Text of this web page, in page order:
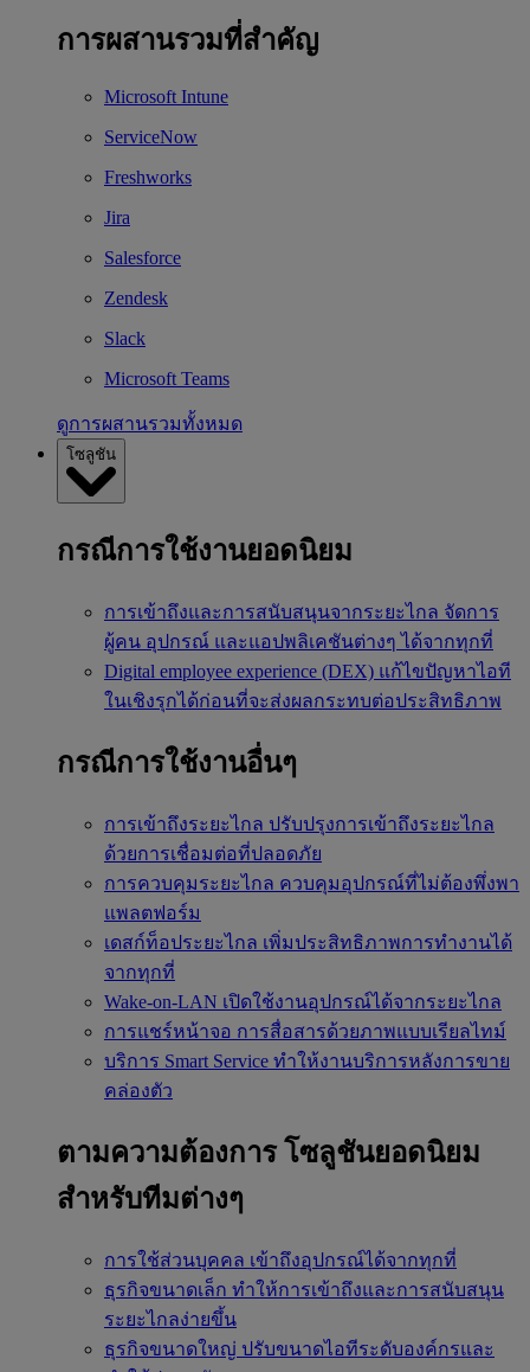
การผสานรวมที่สำคัญ
Microsoft Intune
ServiceNow
Freshworks
Jira
Salesforce
Zendesk
Slack
Microsoft Teams
ดูการผสานรวมทั้งหมด
โซลูชัน
กรณีการใช้งานยอดนิยม
การเข้าถึงและการสนับสนุนจากระยะไกล จัดการ
ผู้คน อุปกรณ์ และแอปพลิเคชันต่างๆ ได้จากทุกที่
Digital employee experience (DEX) แก้ไขปัญหาไอที
ในเชิงรุกได้ก่อนที่จะส่งผลกระทบต่อประสิทธิภาพ
กรณีการใช้งานอื่นๆ
การเข้าถึงระยะไกล ปรับปรุงการเข้าถึงระยะไกล
ด้วยการเชื่อมต่อที่ปลอดภัย
การควบคุมระยะไกล ควบคุมอุปกรณ์ที่ไม่ต้องพึ่งพา
แพลตฟอร์ม
เดสก์ท็อประยะไกล เพิ่มประสิทธิภาพการทำงานได้
จากทุกที่
Wake-on-LAN เปิดใช้งานอุปกรณ์ได้จากระยะไกล
การแชร์หน้าจอ การสื่อสารด้วยภาพแบบเรียลไทม์
บริการ Smart Service ทำให้งานบริการหลังการขาย
คล่องตัว
ตามความต้องการ โซลูชันยอดนิยม
สำหรับทีมต่างๆ
การใช้ส่วนบุคคล เข้าถึงอุปกรณ์ได้จากทุกที่
ธุรกิจขนาดเล็ก ทำให้การเข้าถึงและการสนับสนุน
ระยะไกลง่ายขึ้น
ธุรกิจขนาดใหญ่ ปรับขนาดไอทีระดับองค์กรและ